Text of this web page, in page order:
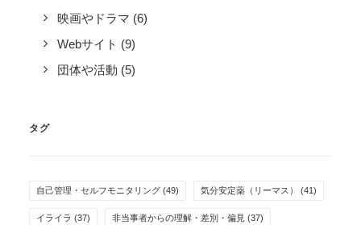
映画やドラマ (6)
Webサイト (9)
団体や活動 (5)
タグ
自己管理・セルフモニタリング (49) 気分安定薬（リーマス） (41)
イライラ (37) 非当事者からの理解・差別・偏見 (37)